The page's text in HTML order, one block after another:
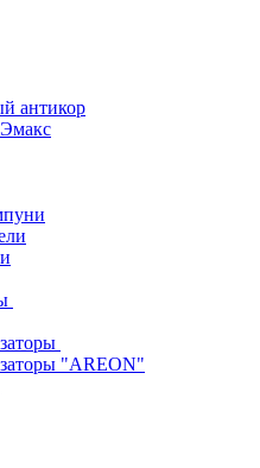
антикор
"AREON"